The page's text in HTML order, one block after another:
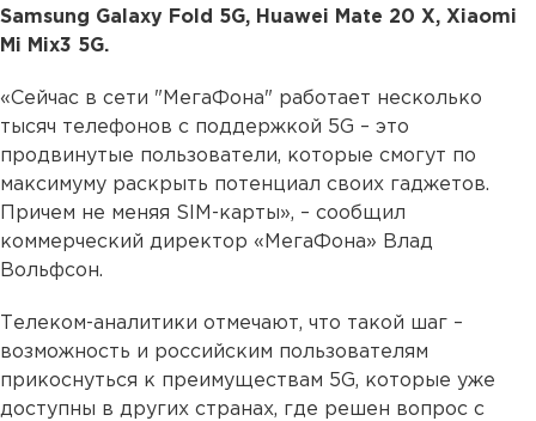
Samsung Galaxy Fold 5G, Huawei Mate 20 Х, Xiaomi
Mi Mix3 5G.
«Сейчас в сети "МегаФона" работает несколько
тысяч телефонов с поддержкой 5G – это
продвинутые пользователи, которые смогут по
максимуму раскрыть потенциал своих гаджетов.
Причем не меняя SIM-карты», – сообщил
коммерческий директор «МегаФона» Влад
Вольфсон.
Телеком-аналитики отмечают, что такой шаг –
возможность и российским пользователям
прикоснуться к преимуществам 5G, которые уже
доступны в других странах, где решен вопрос с